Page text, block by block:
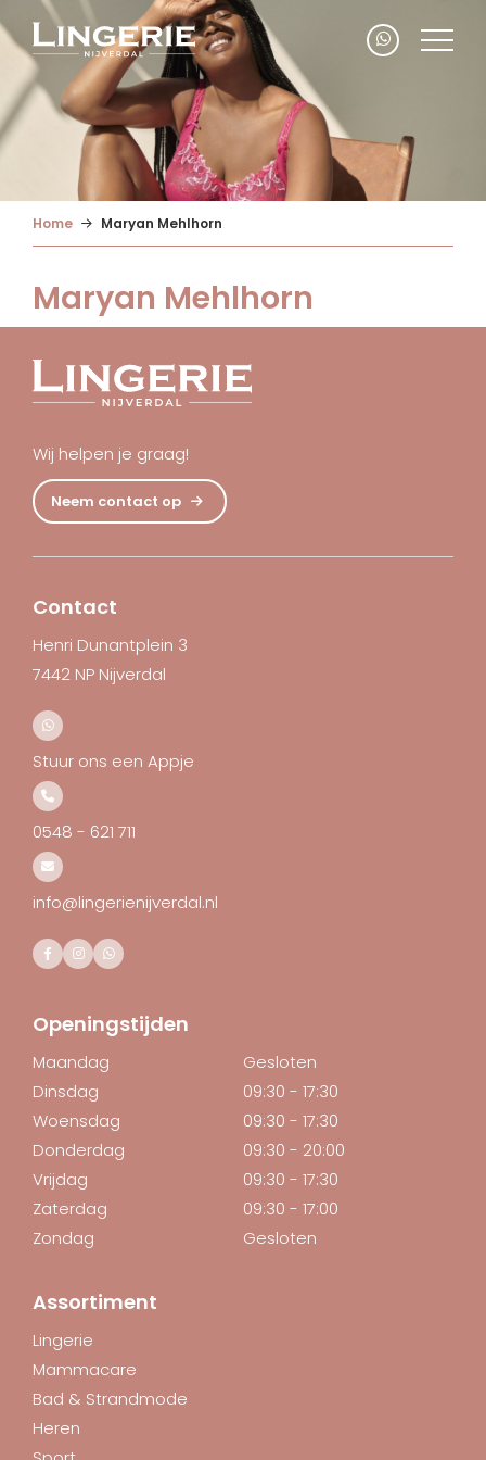
Home Maryan Mehlhorn
Maryan Mehlhorn
Wij helpen je graag!
Neem contact op
Contact
Henri Dunantplein 3
7442 NP Nijverdal
Stuur ons een Appje
0548 - 621 711
info@lingerienijverdal.nl
Openingstijden
Maandag
Gesloten
Dinsdag
09:30 - 17:30
Woensdag
09:30 - 17:30
Donderdag
09:30 - 20:00
Vrijdag
09:30 - 17:30
Zaterdag
09:30 - 17:00
Zondag
Gesloten
Assortiment
Lingerie
Mammacare
Bad & Strandmode
Heren